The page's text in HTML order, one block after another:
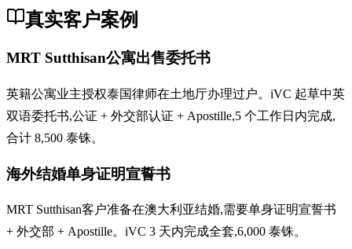
真实客户案例
MRT Sutthisan公寓出售委托书
英籍公寓业主授权泰国律师在土地厅办理过户。iVC 起草中英
双语委托书,公证 + 外交部认证 + Apostille,5 个工作日内完成,
合计 8,500 泰铢。
海外结婚单身证明宣誓书
MRT Sutthisan客户准备在澳大利亚结婚,需要单身证明宣誓书
+ 外交部 + Apostille。iVC 3 天内完成全套,6,000 泰铢。